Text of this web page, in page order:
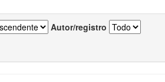
Autor/registro